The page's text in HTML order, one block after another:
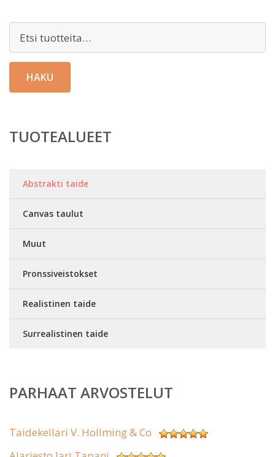
HAKU
TUOTEALUEET
Abstrakti taide
Canvas taulut
Muut
Pronssiveistokset
Realistinen taide
Surrealistinen taide
PARHAAT ARVOSTELUT
Taidekellari V. Hollming & Co